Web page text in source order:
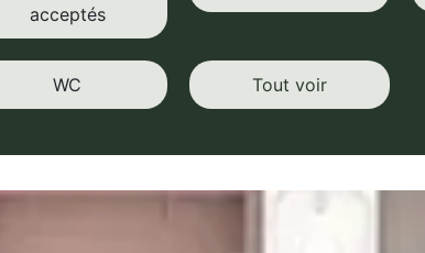
acceptés
WC Tout voir